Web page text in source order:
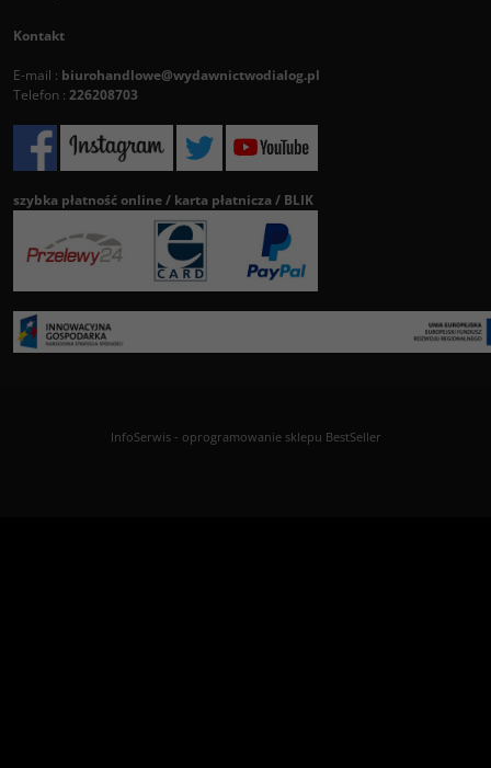
Kontakt
E-mail : biurohandlowe@wydawnictwodialog.pl
Telefon : 226208703
szybka płatność online / karta płatnicza / BLIK
InfoSerwis- oprogramowanie sklepu BestSeller